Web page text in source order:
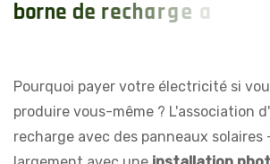
borne de recharge a ve
Pourquoi payer votre électricité si
produire vous-même ? L'association
recharge avec des panneaux solaires